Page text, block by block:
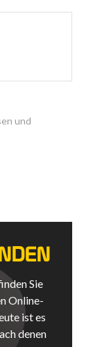
und
Sie
Online-
ist es
denen